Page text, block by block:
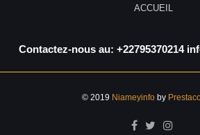
ACCUEIL
Contactez-nous au: +22795370214
© 2019 Niameyinfo by